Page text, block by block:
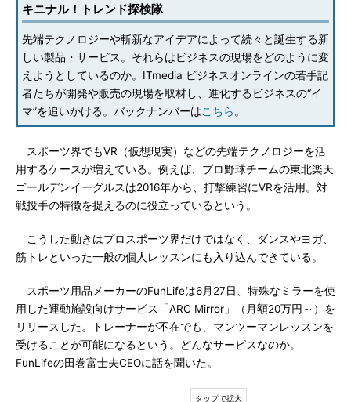
キニナル！トレンド探検隊
先端テクノロジーや斬新なアイデアによって続々と誕生する新
しい製品・サービス。それらはビジネスの現場をどのように変
えようとしているのか。ITmedia ビジネスオンラインの若手記
者たちが開発や販売の現場を取材し、進化するビジネスの“イ
マ”を追いかける。バックナンバーはこちら 。
スポーツ界でもVR（仮想現実）などの先端テクノロジーを活
用するケースが増えている。例えば、プロ野球チームの東北楽天
ゴールデンイーグルスは2016年から、打撃練習にVRを活用。対
戦投手の特徴を捉えるのに役立っているという。
こうした動きはプロスポーツ界だけではなく、ダンスやヨガ、
筋トレといった一般の個人レッスンにも入り込んできている。
スポーツ用品メーカーのFunLifeは6月27日、特殊なミラーを使
用した運動施設向けサービス「ARC Mirror」（月額20万円～）を
リリースした。トレーナーが不在でも、マンツーマンレッスンを
受けることが可能になるという。どんなサービスなのか。
FunLifeの田巻富士夫CEOに話を聞いた。